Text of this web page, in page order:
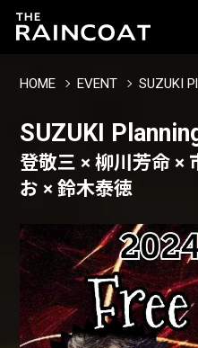
HOME EVENT SUZUKI
SUZUKI
登敬三 × 柳川芳命 ×
お × 鈴木泰徳